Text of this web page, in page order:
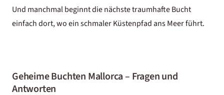
Und manchmal beginnt die nächste traumhafte Bucht
einfach dort, wo ein schmaler Küstenpfad ans Meer führt.
Geheime Buchten Mallorca – Fragen und
Antworten